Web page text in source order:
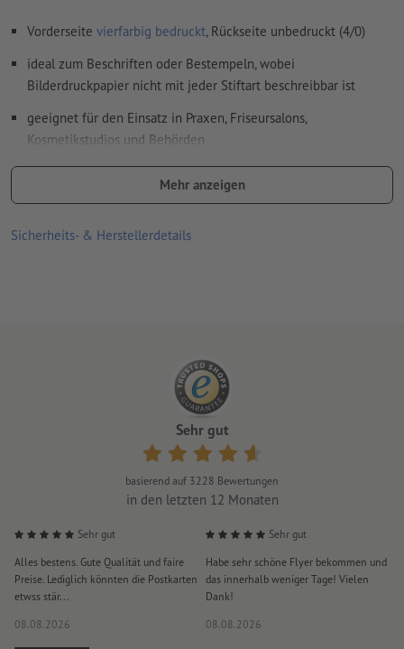
Vorderseite vierfarbig bedruckt, Rückseite unbedruckt (4/0)
ideal zum Beschriften oder Bestempeln, wobei
Bilderdruckpapier nicht mit jeder Stiftart beschreibbar ist
geeignet für den Einsatz in Praxen, Friseursalons,
Kosmetikstudios und Behörden
Karomuster und Lininierungen müssen in der Druckdatei
Mehr anzeigen
Sicherheits- & Herstellerdetails
Sehr gut
basierend auf 3228 Bewertungen
in den letzten 12 Monaten
Sehr gut
Alles bestens. Gute Qualität und faire
Preise. Lediglich könnten die Postkarten
etwss stär...
08.08.2026
Sehr gut
Habe sehr schöne Flyer bekommen und
das innerhalb weniger Tage! Vielen
Dank!
08.08.2026